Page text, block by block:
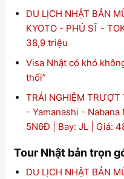
DU LỊCH NHẬT BẢN
KYOTO - PHÚ SĨ -
38,9 triệu
Visa Nhật có khó
thổi”
TRẢI NGHIỆM
- Yamanashi - Nabana
5N6Đ | Bay: JL | Giá:
Tour Nhật bản trọn
DU LỊCH NHẬT BẢN